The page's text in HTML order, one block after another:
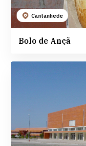
Cantanhede
Bolo de Ançã